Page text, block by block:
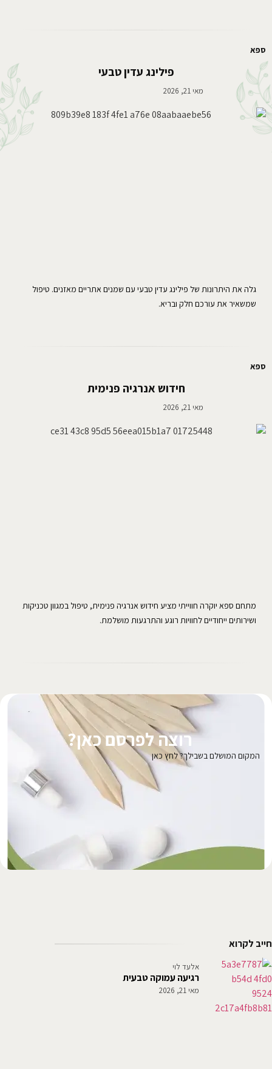
ספא
פילינג עדין טבעי
מאי 21, 2026
גלה את היתרונות של פילינג עדין טבעי עם שמנים אתריים מאזנים. טיפול
שמשאיר את עורכם חלק ובריא.
ספא
חידוש אנרגיה פנימית
מאי 21, 2026
מתחם ספא יוקרה חווייתי מציע חידוש אנרגיה פנימית, טיפול במגוון טכניקות
ושירותים ייחודיים לחוויות רוגע והתרגעות מושלמת.
רוצה לפרסם כאן?
המקום המושלם בשבילך? לחץ כאן
חייב לקרוא
רגיעה עמוקה טבעית
אלעד לוי
מאי 21, 2026